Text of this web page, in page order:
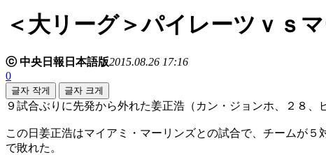
＜大リーグ＞パイレーツｖｓ
ⓒ 中央日報日本語版2015.08.26 17:16
0
글자 작게 글자 크게
９試合ぶりに先発から外れた姜正浩（カン・ジョンホ、２８
この日姜正浩はマイアミ・マーリンズとの試合で、チームが
で敗れた。